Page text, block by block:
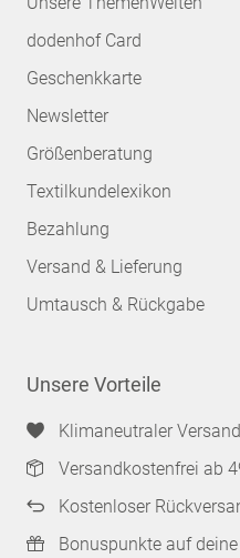
dodenhof Card
Geschenkkarte
Newsletter
Größenberatung
Textilkundelexikon
Bezahlung
Versand & Lieferung
Umtausch & Rückgabe
Unsere Vorteile
Klimaneutraler Versand
Versandkostenfrei ab
Kostenloser
Bonuspunkte auf